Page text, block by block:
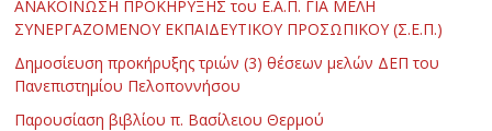
ΑΝΑΚΟΙΝΩΣΗ ΠΡΟΚΗΡΥΞΗΣ του Ε.Α.Π. ΓΙΑ ΜΕΛΗ
ΣΥΝΕΡΓΑΖΟΜΕΝΟΥ ΕΚΠΑΙΔΕΥΤΙΚΟΥ ΠΡΟΣΩΠΙΚΟΥ (Σ.Ε.Π.)
Δημοσίευση προκήρυξης τριών (3) θέσεων μελών ΔΕΠ του
Πανεπιστημίου Πελοποννήσου
Παρουσίαση βιβλίου π. Βασίλειου Θερμού